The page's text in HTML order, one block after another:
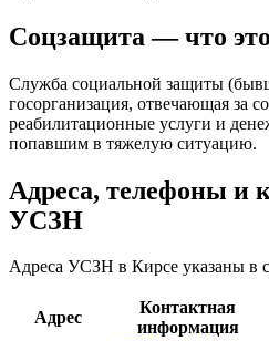
Соцзащита — что
Служба социальной защиты
госорганизация, отвечающая за
реабилитационные услуги и
попавшим в тяжелую ситуацию.
Адреса, телефоны и
УСЗН
Адреса УСЗН в Кирсе указаны в
Адрес
Контактная
информация